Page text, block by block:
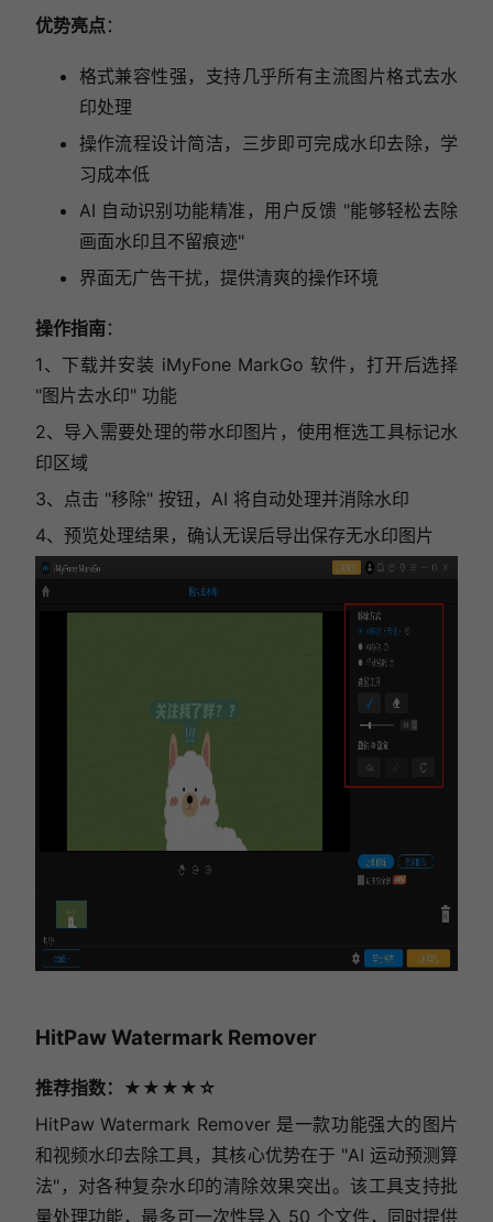
优势亮点 ：
格式兼容性强，支持几乎所有主流图片格式去水
印处理
操作流程设计简洁，三步即可完成水印去除，学
习成本低
AI 自动识别功能精准，用户反馈 "能够轻松去除
画面水印且不留痕迹"
界面无广告干扰，提供清爽的操作环境
操作指南：
1、下载并安装 iMyFone MarkGo 软件，打开后选择
"图片去水印" 功能
2、导入需要处理的带水印图片，使用框选工具标记水
印区域
3、点击 "移除" 按钮，AI 将自动处理并消除水印
4、预览处理结果，确认无误后导出保存无水印图片
HitPaw Watermark Remover
推荐指数：★★★★☆
HitPaw Watermark Remover 是一款功能强大的图片
和视频水印去除工具，其核心优势在于 "AI 运动预测算
法"，对各种复杂水印的清除效果突出。该工具支持批
量处理功能，最多可一次性导入 50 个文件，同时提供